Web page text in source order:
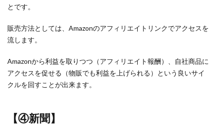
とです。
販売方法としては、Amazonのアフィリエイトリンクでアクセスを
流します。
Amazonから利益を取りつつ（アフィリエイト報酬）、自社商品に
アクセスを促せる（物販でも利益を上げられる）という良いサイ
クルを回すことが出来ます。
【④新聞】